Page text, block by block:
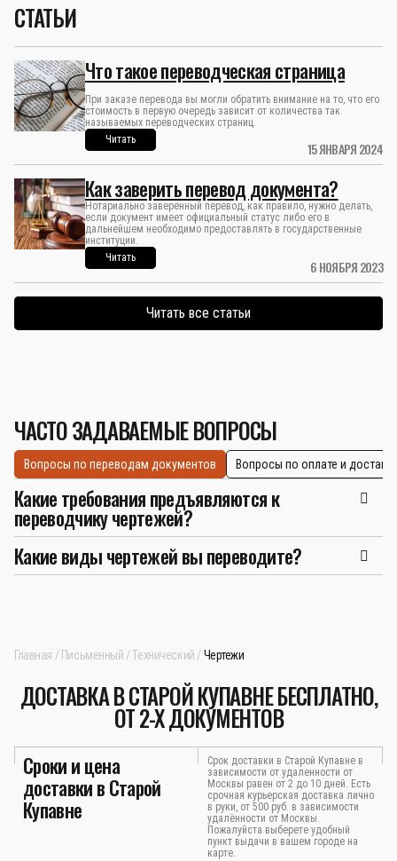
СТАТЬИ
15 ЯНВАРЯ 2024
Что такое переводческая страница
При заказе перевода вы могли обратить внимание на то, что его
стоимость в первую очередь зависит от количества так
называемых переводческих страниц.
Читать
6 НОЯБРЯ 2023
Как заверить перевод документа?
Нотариально заверенный перевод, как правило, нужно делать,
если документ имеет официальный статус либо его в
дальнейшем необходимо предоставлять в государственные
институции.
Читать
Читать все статьи
ЧАСТО ЗАДАВАЕМЫЕ ВОПРОСЫ
Вопросы по переводам документов Вопросы по оплате и
Какие требования предъявляются к
переводчику чертежей?
Какие виды чертежей вы переводите?
Главная Письменный Технический Чертежи
ДОСТАВКА В СТАРОЙ КУПАВНЕ БЕСПЛАТНО,
ОТ 2-Х ДОКУМЕНТОВ
Сроки и цена
доставки в Старой
Купавне
Срок доставки в Старой Купавне в
зависимости от удаленности от
Москвы равен от 2 до 10 дней. Есть
срочная курьерская доставка лично
в руки, от 500 руб. в зависимости
удалённости от Москвы.
Пожалуйста выберете удобный
пункт выдачи в вашем городе на
карте.